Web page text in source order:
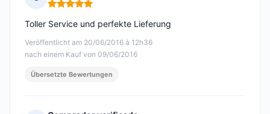
Hinweis: 5 von 5
Veröffentlicht am 20/06/2016 à 12h36
nach einem Kauf von 09/06/2016
Toller Service und perfekte Lieferung
Übersetzte Bewertungen